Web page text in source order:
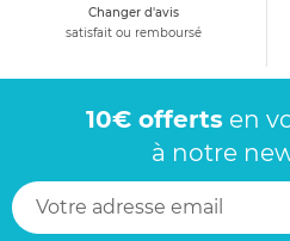
Changer d'avis
satisfait ou remboursé
10€ offerts en
à notre